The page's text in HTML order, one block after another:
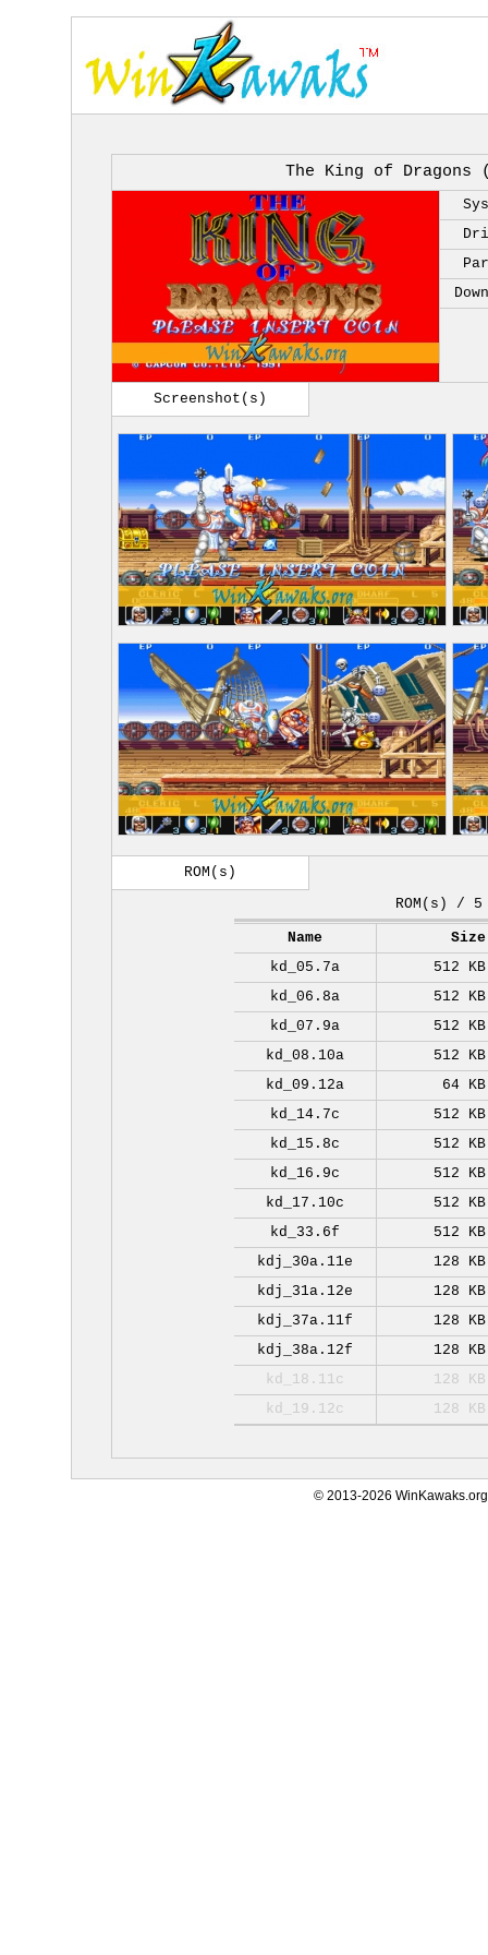
The King of Dragons
Screenshot(s)
ROM(s)
ROM(s) / 5
Name
Size
kd_05.7a
512 KB
kd_06.8a
512 KB
kd_07.9a
512 KB
kd_08.10a
512 KB
kd_09.12a
64 KB
kd_14.7c
512 KB
kd_15.8c
512 KB
kd_16.9c
512 KB
kd_17.10c
512 KB
kd_33.6f
512 KB
kdj_30a.11e
128 KB
kdj_31a.12e
128 KB
kdj_37a.11f
128 KB
kdj_38a.12f
128 KB
kd_18.11c
128 KB
kd_19.12c
128 KB
© 2013-2026